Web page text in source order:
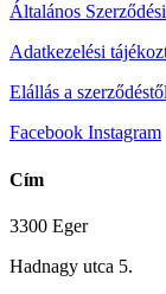
Általános
Adatkezelési
Elállás a
Facebook Instagram
Cím
3300 Eger
Hadnagy utca 5.